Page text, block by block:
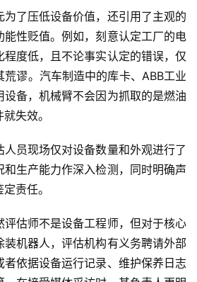
为了压低设备价值，还引用了主观的
性贬值。例如，刻意认定工厂的电
度低，且不论事实认定的错误，仅
谬。汽车制造中的库卡、ABB工业
备，机械臂不会因为抓取的是燃油
失效。
员现场仅对设备数量和外观进行了
生产能力作深入检测，同时明确声
责任。
估师不是设备工程师，但对于核心
装机器人，评估机构有义务聘请外部
依据设备运行记录、维护保养日志